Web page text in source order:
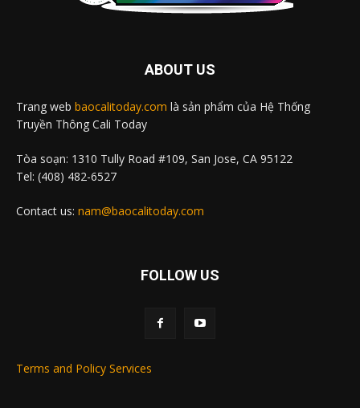
ABOUT US
Trang web baocalitoday.com là sản phẩm của Hệ Thống
Truyền Thông Cali Today
Tòa soạn: 1310 Tully Road #109, San Jose, CA 95122
Tel: (408) 482-6527
Contact us: nam@baocalitoday.com
FOLLOW US
Terms and Policy Services